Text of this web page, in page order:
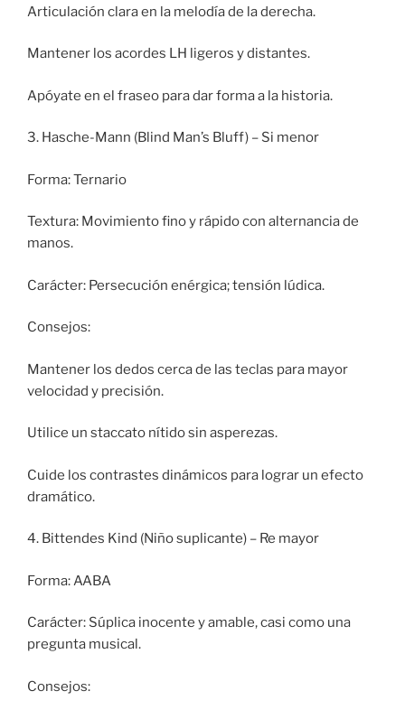
Articulación clara en la melodía de la derecha.
Mantener los acordes LH ligeros y distantes.
Apóyate en el fraseo para dar forma a la historia.
3. Hasche-Mann (Blind Man’s Bluff) – Si menor
Forma: Ternario
Textura: Movimiento fino y rápido con alternancia de
manos.
Carácter: Persecución enérgica; tensión lúdica.
Consejos:
Mantener los dedos cerca de las teclas para mayor
velocidad y precisión.
Utilice un staccato nítido sin asperezas.
Cuide los contrastes dinámicos para lograr un efecto
dramático.
4. Bittendes Kind (Niño suplicante) – Re mayor
Forma: AABA
Carácter: Súplica inocente y amable, casi como una
pregunta musical.
Consejos: